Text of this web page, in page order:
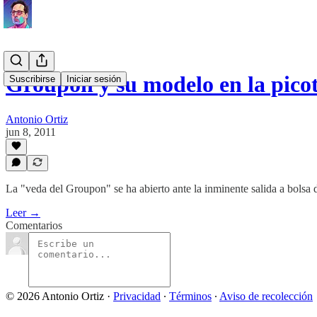
Suscribirse Iniciar sesión
Groupon y su modelo en la
Antonio Ortiz
jun 8, 2011
La "veda del Groupon" se ha abierto ante la inminente salida a bolsa
Leer →
Comentarios
© 2026 Antonio Ortiz · Privacidad ∙ Términos ∙ Aviso de recolección